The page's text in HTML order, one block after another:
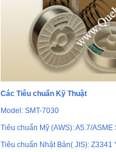
Các Tiêu chuẩn Kỹ Thuật
Model: SMT-7030
Tiêu chuẩn Mỹ (AWS): A5.7/ASME
Tiêu chuẩn Nhật Bản( JIS): Z3341